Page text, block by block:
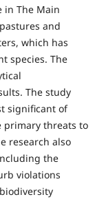
in The Main
and
which has
species. The
The study
significant of
primary threats to
research also
the
violations